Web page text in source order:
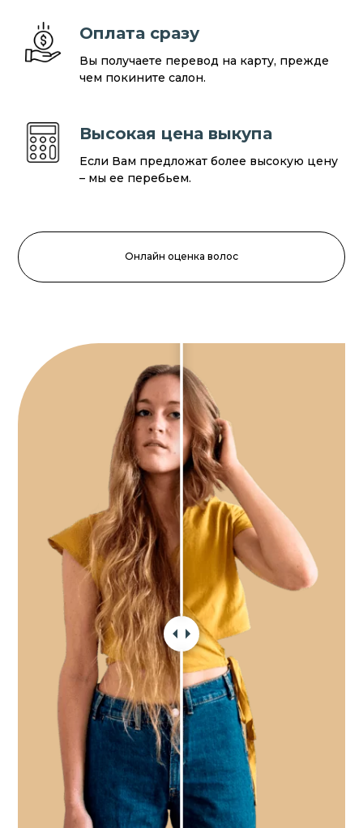
Оплата сразу
Вы получаете перевод на карту, прежде
чем покините салон.
Высокая цена выкупа
Если Вам предложат более высокую цену
– мы ее перебьем.
Онлайн оценка волос